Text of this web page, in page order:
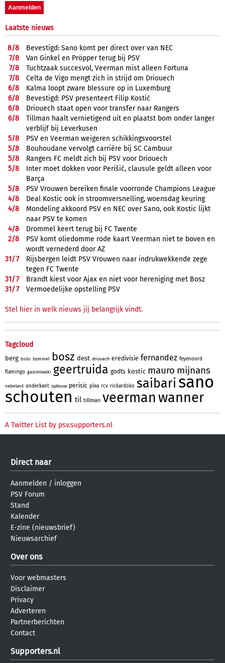
Laatste nieuws
8/8
Bevestigd: Sano komt per direct over van NEC
7/8
Van Ginkel en Pröpper terug bij PSV
7/8
Tuchtzaak succesvol, Veerman mist alleen Fortuna
7/8
Celta de Vigo mengt zich in strijd om Driouech
6/8
Kalma loopt zware blessure op in Luxemburg
6/8
Bevestigd: PSV presenteert Filip Kostić
6/8
Driouech staat open voor transfer naar Rangers
6/8
Tillman haalt vernietigend uit en plaatst bom onder langer
verblijf bij Leverkusen
5/8
PSV en Veerman weigeren schikkingsvoorstel
5/8
Bouhoudane vervolgt carrière bij SC Cambuur
5/8
Rangers FC meldt zich bij PSV voor Driouech
5/8
Inter moet dokken voor Perišić, clausule geldt alleen voor
Barça
5/8
PSV Vrouwen bereiken finale voorronde Champions League
4/8
Deal Kostic ook in stroomversnelling, woensdag keuring
4/8
Mondeling akkoord PSV en NEC over Sano, ook Kostic lijkt
naar PSV te komen
4/8
Drommel keert terug bij FC Twente
2/8
PSV komt oliedomme rode kaart Veerman niet te boven en
wordt vernederd door AZ
31/7
Rijsbergen leidt PSV Vrouwen naar indrukwekkende zege
tegen FC Twente
31/7
Brandt kiest voor Ajax en niet voor hereniging met Bosz
31/7 Vermoedelijke opstelling PSV
Stel hier in welk nieuws jij belangrijk vindt.
Tagcloud
berg bodo bommel bosz dest driouech eredivisie fernandez feyenoord
flamingo gasiorowski geertruida godts kostic mauro mijnans
nederland onderkant opbouw perisic plea rcv rickardoko saibari sano
schouten til tillman veermanwanner
A Twitter List by psv.supporters.nl
Direct naar
Aanmelden / inloggen
PSV Forum
Stand
Kalender
E-zine (nieuwsbrief)
Nieuwsarchief
Over ons
Voor webmasters
Disclaimer
Privacy
Adverteren
Partnerberichten
Contact
Supporters.nl